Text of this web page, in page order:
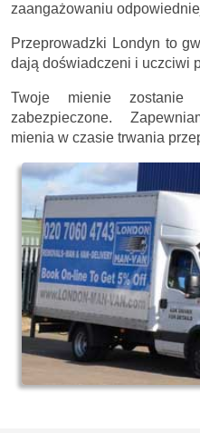
zaangażowaniu
Przeprowadzki Londyn to
dają doświadczeni i uczciwi
Twoje mienie zostanie
zabezpieczone.
mienia w czasie trwania